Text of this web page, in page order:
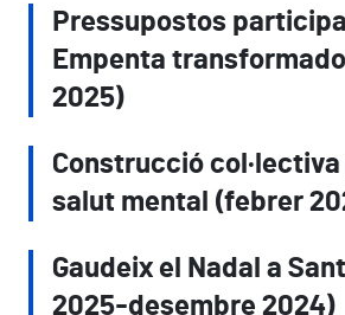
Pressupostos
Empenta
2025)
Construcció col·lectiva
salut mental (febrer
Gaudeix el Nadal a
2025-desembre 2024)